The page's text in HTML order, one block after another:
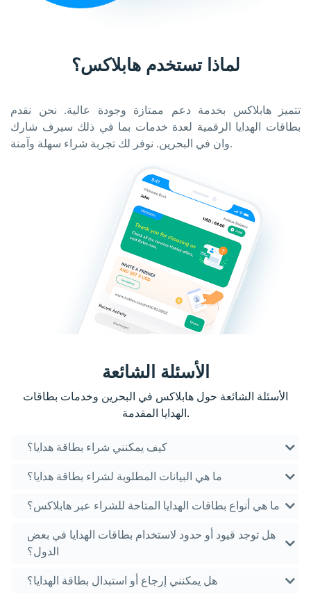
لماذا تستخدم هابلاكس؟
تتميز هابلاكس بخدمة دعم ممتازة وجودة عالية. نحن نقدم
بطاقات الهدايا الرقمية لعدة خدمات بما في ذلك سيرف شارك
وان في البحرين. نوفر لك تجربة شراء سهلة وآمنة.
الأسئلة الشائعة
الأسئلة الشائعة حول هابلاكس في البحرين وخدمات بطاقات
الهدايا المقدمة.
كيف يمكنني شراء بطاقة هدايا؟
ما هي البيانات المطلوبة لشراء بطاقة هدايا؟
ما هي أنواع بطاقات الهدايا المتاحة للشراء عبر هابلاكس؟
هل توجد قيود أو حدود لاستخدام بطاقات الهدايا في بعض
الدول؟
هل يمكنني إرجاع أو استبدال بطاقة الهدايا؟